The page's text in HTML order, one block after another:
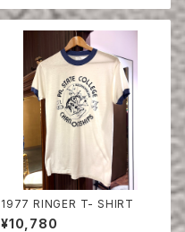
1977 RINGER T- SHIRT
¥10,780